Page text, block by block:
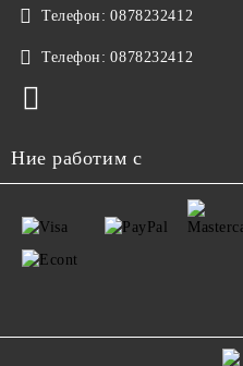
Телефон: 0878232412
Телефон: 0878232412
Ние работим с